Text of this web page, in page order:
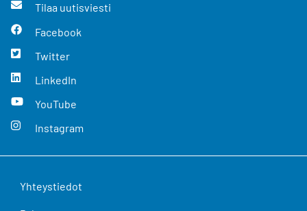
Tilaa uutisviesti
Facebook
Twitter
LinkedIn
YouTube
Instagram
Yhteystiedot